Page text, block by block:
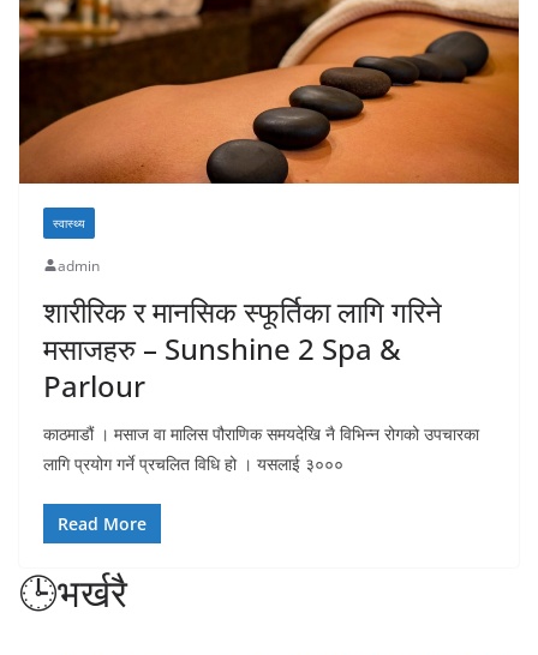
स्वास्थ्य
admin
शारीरिक र मानसिक स्फूर्तिका लागि गरिने
मसाजहरु – Sunshine 2 Spa &
Parlour
काठमाडौं । मसाज वा मालिस पौराणिक समयदेखि नै विभिन्न रोगको उपचारका
लागि प्रयोग गर्ने प्रचलित विधि हो । यसलाई ३०००
Read More
🕒भर्खरै